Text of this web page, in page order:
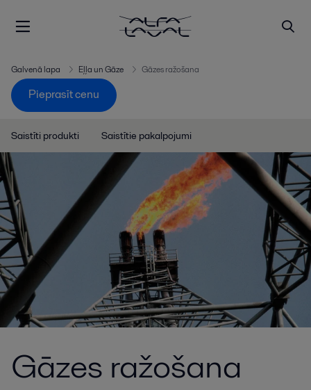
Galvenā lapa Eļļa un Gāze Gāzes ražošana
Pieprasīt cenu
Saistīti produkti Saistītie pakalpojumi
Gāzes ražošana